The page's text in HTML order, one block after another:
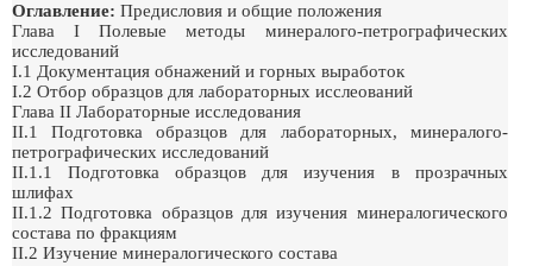
Оглавление: Предисловия и общие положения
Глава I Полевые методы минералого-петрографических
исследований
I.1 Документация обнажений и горных выработок
I.2 Отбор образцов для лабораторных исслеований
Глава II Лабораторные исследования
II.1 Подготовка образцов для лабораторных, минералого-
петрографических исследований
II.1.1 Подготовка образцов для изучения в прозрачных
шлифах
II.1.2 Подготовка образцов для изучения минералогического
состава по фракциям
II.2 Изучение минералогического состава